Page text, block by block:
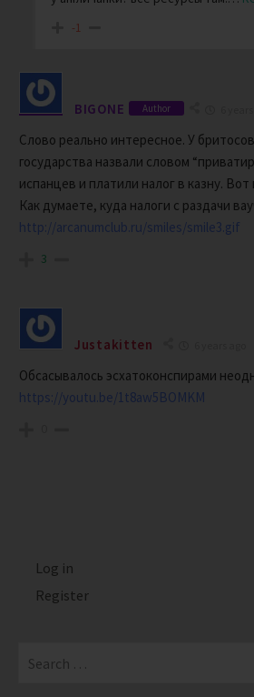
-1
BIGONE Author
Слово реально интересное. У
государства назвали словом
испанцев и платили налог в казну. Вот
Как думаете, куда налоги с раздачи
http://arcanumclub.ru/smiles/smile3.gif
3
Justakitten
Обсасывалось эсхатоконспирами
https://youtu.be/1t8aw5BOMKM
Log in
Register
for: